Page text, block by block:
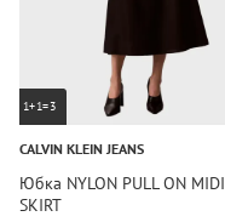
1+1=3
CALVIN KLEIN JEANS
Юбка NYLON PULL ON MIDI
SKIRT